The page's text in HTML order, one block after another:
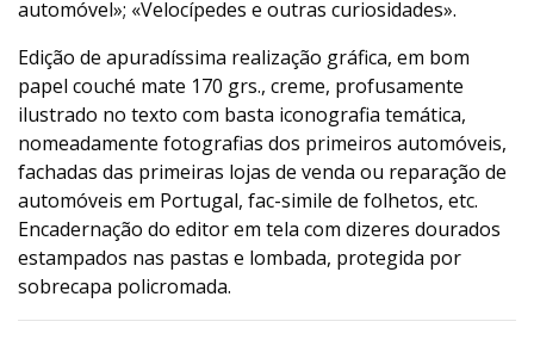
automóvel»; «Velocípedes e outras curiosidades».
Edição de apuradíssima realização gráfica, em bom
papel couché mate 170 grs., creme, profusamente
ilustrado no texto com basta iconografia temática,
nomeadamente fotografias dos primeiros automóveis,
fachadas das primeiras lojas de venda ou reparação de
automóveis em Portugal, fac-simile de folhetos, etc.
Encadernação do editor em tela com dizeres dourados
estampados nas pastas e lombada, protegida por
sobrecapa policromada.